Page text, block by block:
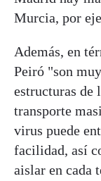
Murcia, por
Además, en
Peiró "son
estructuras de
transporte
virus puede
facilidad, así
aislar en cada